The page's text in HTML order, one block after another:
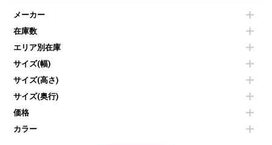
その他OA機器
コートハンガー・ポールハンガー
傘立て
食器棚・キッチンキャビネット
カタログスタンド
オフィスアクセサリーその他
カウンターテーブル
センターテーブル・サイドテーブル
ベンチ・スツール
ソファ
シェルフ
ダストボックス（ゴミ箱）
インテリア家具その他
冷蔵庫・洗濯機
空気清浄機・加湿器
液晶テレビ・モニター類
エアコン
照明機器
掃除機
季節家電
メーカー
在庫数
エリア別在庫
サイズ(幅)
サイズ(高さ)
サイズ(奥行)
価格
カラー